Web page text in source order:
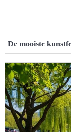
De mooiste